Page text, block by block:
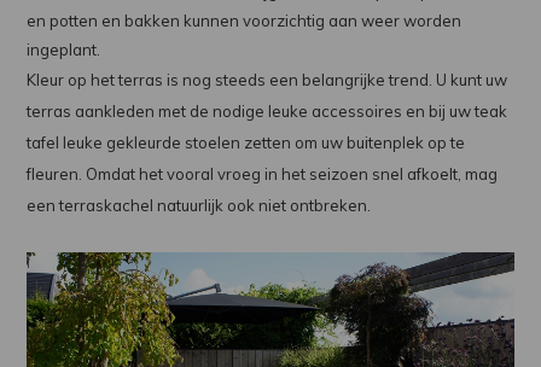
en potten en bakken kunnen voorzichtig aan weer worden
ingeplant.
Kleur op het terras is nog steeds een belangrijke trend. U kunt uw
terras aankleden met de nodige leuke accessoires en bij uw teak
tafel leuke gekleurde stoelen zetten om uw buitenplek op te
fleuren. Omdat het vooral vroeg in het seizoen snel afkoelt, mag
een terraskachel natuurlijk ook niet ontbreken.